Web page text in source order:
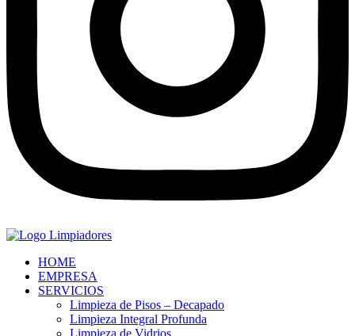
HOME
EMPRESA
SERVICIOS
Limpieza de Pisos – Decapado
Limpieza Integral Profunda
Limpieza de Vidrios